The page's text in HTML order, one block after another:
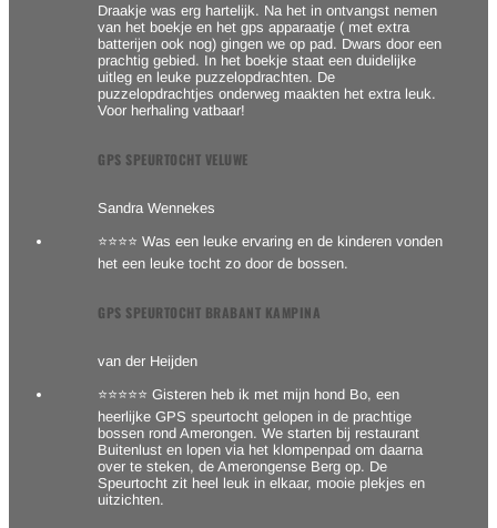
Draakje was erg hartelijk. Na het in ontvangst nemen
van het boekje en het gps apparaatje ( met extra
batterijen ook nog) gingen we op pad. Dwars door een
prachtig gebied. In het boekje staat een duidelijke
uitleg en leuke puzzelopdrachten. De
puzzelopdrachtjes onderweg maakten het extra leuk.
Voor herhaling vatbaar!
GPS SPEURTOCHT VELUWE
Sandra Wennekes
⭐⭐⭐⭐ Was een leuke ervaring en de kinderen vonden
het een leuke tocht zo door de bossen.
GPS SPEURTOCHT BRABANT KAMPINA
van der Heijden
⭐⭐⭐⭐⭐ Gisteren heb ik met mijn hond Bo, een
heerlijke GPS speurtocht gelopen in de prachtige
bossen rond Amerongen. We starten bij restaurant
Buitenlust en lopen via het klompenpad om daarna
over te steken, de Amerongense Berg op. De
Speurtocht zit heel leuk in elkaar, mooie plekjes en
uitzichten.